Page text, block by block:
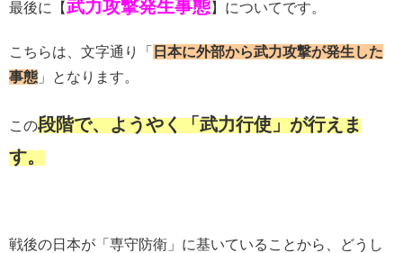
最後に【武力攻撃発生事態】についてです。
こちらは、文字通り「 日本に外部から武力攻撃が発生した
事態 」となります。
この段階で、ようやく「武力行使」が行えま
す。
戦後の日本が「専守防衛」に基いていることから、どうし